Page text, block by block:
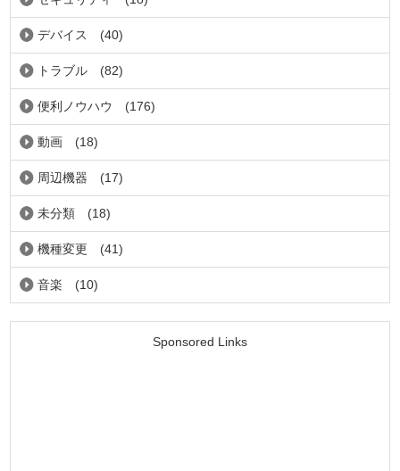
デバイス (40)
トラブル (82)
便利ノウハウ (176)
動画 (18)
周辺機器 (17)
未分類 (18)
機種変更 (41)
音楽 (10)
Sponsored Links